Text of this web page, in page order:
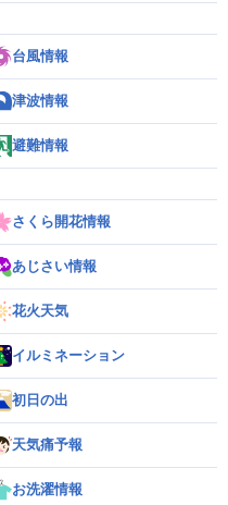
台風情報
津波情報
避難情報
さくら開花情報
あじさい情報
花火天気
イルミネーション
初日の出
天気痛予報
お洗濯情報